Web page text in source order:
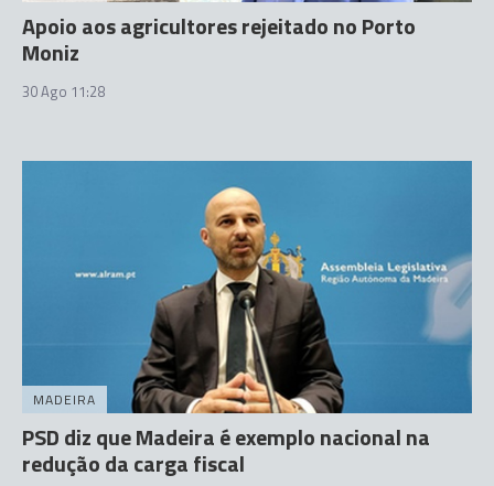
Apoio aos agricultores rejeitado no Porto
Moniz
30 Ago 11:28
MADEIRA
PSD diz que Madeira é exemplo nacional na
redução da carga fiscal